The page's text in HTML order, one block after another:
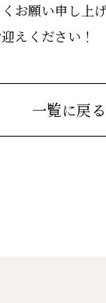
お願い申し上
えください！
一覧に戻る